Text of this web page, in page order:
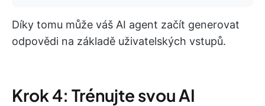
Díky tomu může váš AI agent začít generovat
odpovědi na základě uživatelských vstupů.
Krok 4: Trénujte svou AI